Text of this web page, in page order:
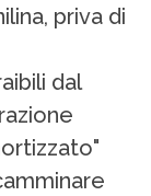
priva di
dal